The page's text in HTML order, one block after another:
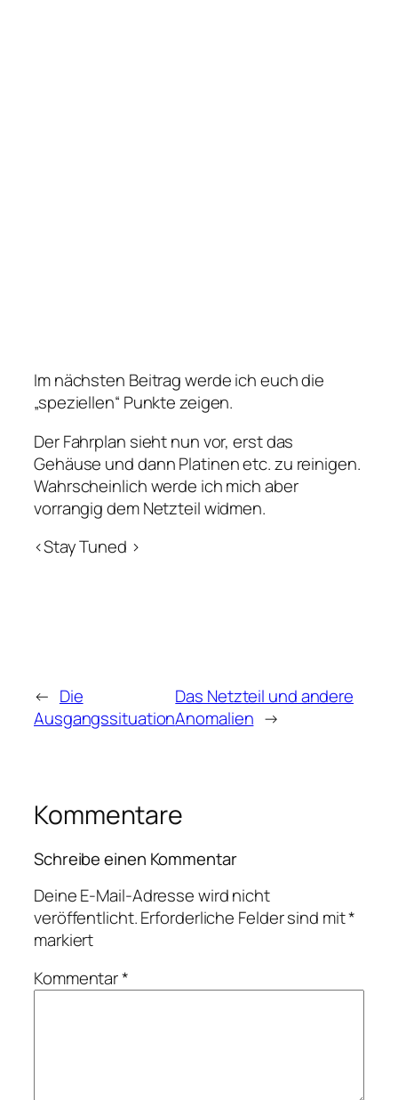
Im nächsten Beitrag werde ich euch die
„speziellen“ Punkte zeigen.
Der Fahrplan sieht nun vor, erst das
Gehäuse und dann Platinen etc. zu reinigen.
Wahrscheinlich werde ich mich aber
vorrangig dem Netzteil widmen.
<Stay Tuned >
← Die
Ausgangssituation
Das Netzteil und andere
Anomalien →
Kommentare
Schreibe einen Kommentar
Deine E-Mail-Adresse wird nicht
veröffentlicht.Erforderliche Felder sind mit*
markiert
Kommentar*